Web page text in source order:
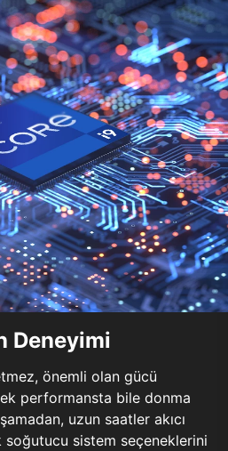
Deneyimi
önemli olan gücü
performansta bile donma
uzun saatler akıcı
sistem seçeneklerini